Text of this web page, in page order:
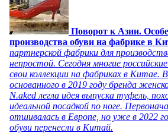
Поворот к Азии.
производства обуви на фабрике в
партнерской фабрики для
непростой. Сегодня многие
свои коллекции на фабриках в Китае.
основанного в 2019 году бренда
N.aked легла идея выпуска туфель,
идеальной посадкой по ноге.
отшивалась в Европе, но уже в 2022
обуви перенесли в Китай.